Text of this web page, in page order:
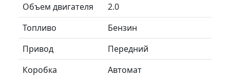
Объем двигателя
2.0
Топливо
Бензин
Привод
Передний
Коробка
Автомат